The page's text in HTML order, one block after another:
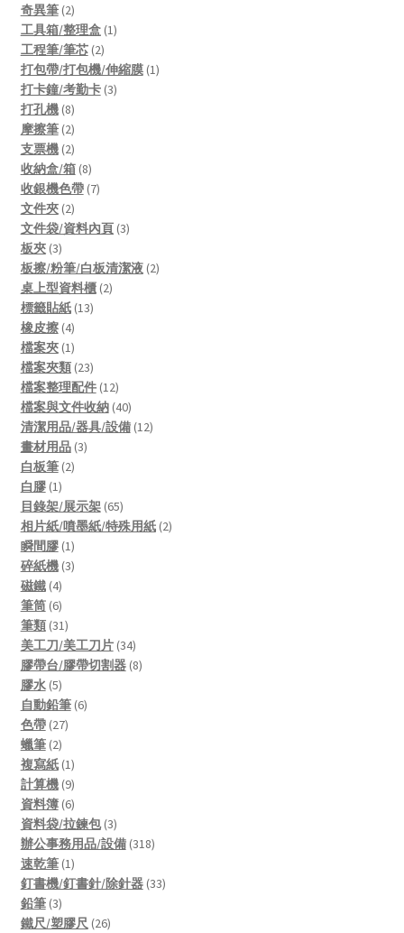
奇異筆 22
products
工具箱/整理盒 11
工程筆/筆芯 22
products
打包帶/打包機/伸縮膜 11
打卡鐘/考勤卡 33
打孔機 88
products
摩擦筆 22
products
支票機 22
products
收納盒/箱 88
products
收銀機色帶 77
文件夾 22
products
文件袋/資料內頁 33
板夾 33
products
板擦/粉筆/白板清潔液 22
桌上型資料櫃 22
標籤貼紙 1313
橡皮擦 44
products
檔案夾 11
product
檔案夾類 2323
products
檔案整理配件 1212
products
檔案與文件收納 4040
products
清潔用品/器具/設備 1212
畫材用品 33
白板筆 22
白膠 11
product
目錄架/展示架 6565
products
相片紙/噴墨紙/特殊用紙 22
瞬間膠 11
product
碎紙機 33
磁鐵 44
products
筆筒 66
products
筆類 3131
products
美工刀/美工刀片 3434
products
膠帶台/膠帶切割器 88
膠水 55
products
自動鉛筆 66
色帶 2727
蠟筆 22
products
複寫紙 11
product
計算機 99
products
資料簿 66
products
資料袋/拉鍊包 33
products
辦公事務用品/設備 318318
速乾筆 11
product
釘書機/釘書針/除針器 3333
鉛筆 33
products
鐵尺/塑膠尺 2626